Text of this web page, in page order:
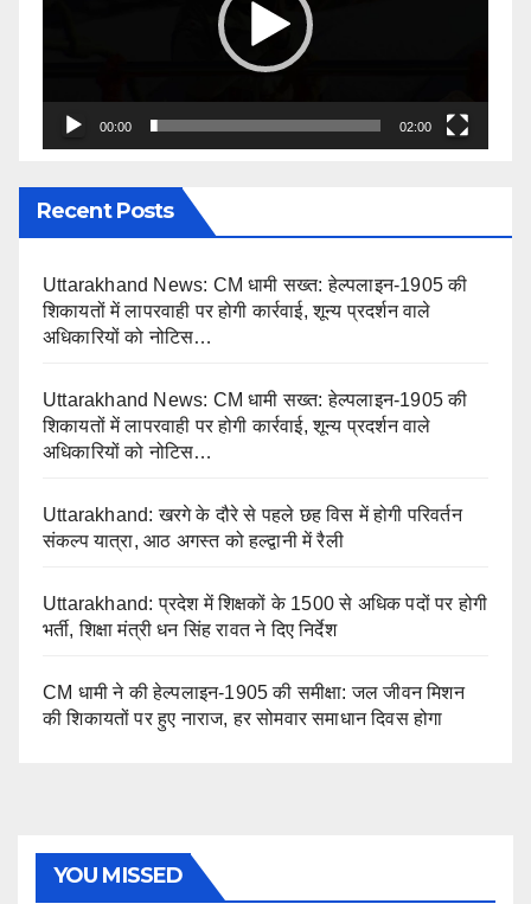
00:00 02:00
Recent Posts
Uttarakhand News: CM धामी सख्त: हेल्पलाइन-1905 की
शिकायतों में लापरवाही पर होगी कार्रवाई, शून्य प्रदर्शन वाले
अधिकारियों को नोटिस…
Uttarakhand News: CM धामी सख्त: हेल्पलाइन-1905 की
शिकायतों में लापरवाही पर होगी कार्रवाई, शून्य प्रदर्शन वाले
अधिकारियों को नोटिस…
Uttarakhand: खरगे के दौरे से पहले छह विस में होगी परिवर्तन
संकल्प यात्रा, आठ अगस्त को हल्द्वानी में रैली
Uttarakhand: प्रदेश में शिक्षकों के 1500 से अधिक पदों पर होगी
भर्ती, शिक्षा मंत्री धन सिंह रावत ने दिए निर्देश
CM धामी ने की हेल्पलाइन-1905 की समीक्षा: जल जीवन मिशन
की शिकायतों पर हुए नाराज, हर सोमवार समाधान दिवस होगा
YOU MISSED